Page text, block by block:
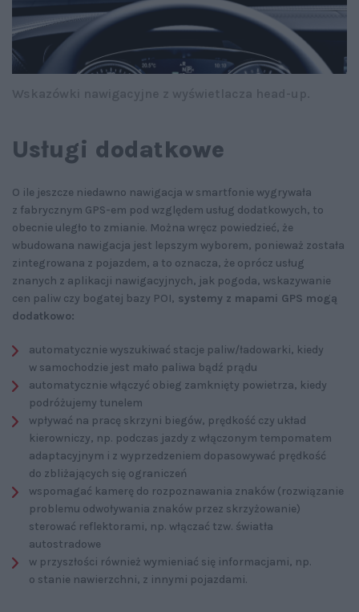
Usługi dodatkowe
O ile jeszcze niedawno nawigacja w smartfonie wygrywała
z fabrycznym GPS-em pod względem usług dodatkowych, to
obecnie uległo to zmianie. Można wręcz powiedzieć, że
wbudowana nawigacja jest lepszym wyborem, ponieważ została
zintegrowana z pojazdem, a to oznacza, że oprócz usług
znanych z aplikacji nawigacyjnych, jak pogoda, wskazywanie
cen paliw czy bogatej bazy POI, systemy z mapami GPS mogą
dodatkowo:
automatycznie wyszukiwać stacje paliw/ładowarki, kiedy
w samochodzie jest mało paliwa bądź prądu
automatycznie włączyć obieg zamknięty powietrza, kiedy
podróżujemy tunelem
wpływać na pracę skrzyni biegów, prędkość czy układ
kierowniczy, np. podczas jazdy z włączonym tempomatem
adaptacyjnym i z wyprzedzeniem dopasowywać prędkość
do zbliżających się ograniczeń
wspomagać kamerę do rozpoznawania znaków (rozwiązanie
problemu odwoływania znaków przez skrzyżowanie)
sterować reflektorami, np. włączać tzw. światła
autostradowe
w przyszłości również wymieniać się informacjami, np.
o stanie nawierzchni, z innymi pojazdami.